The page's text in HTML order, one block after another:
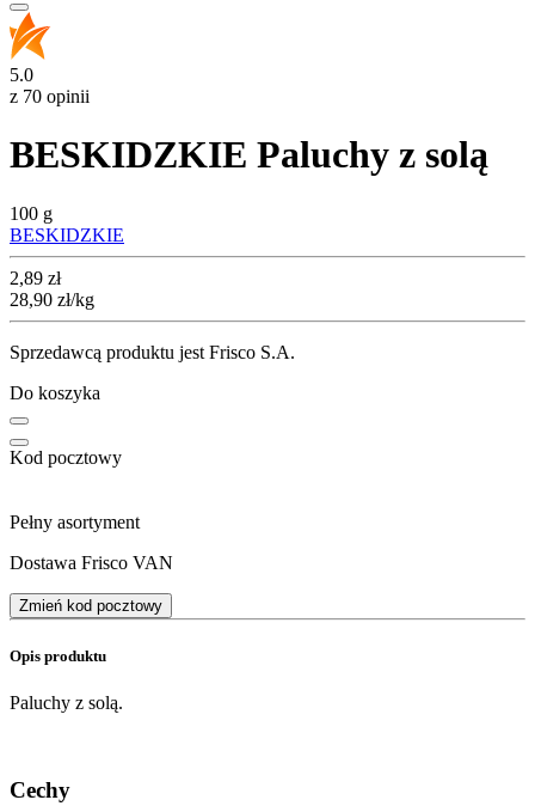
5.0
z 70 opinii
BESKIDZKIE Paluchy z solą
100 g
BESKIDZKIE
Cena
2,89 zł
28,90 zł/kg
Sprzedawcą produktu jest Frisco S.A.
Do koszyka
Kod pocztowy
Pełny asortyment
Dostawa Frisco VAN
Zmień kod pocztowy
Opis produktu
Paluchy z solą.
Cechy